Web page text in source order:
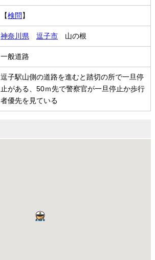
【検問 】
神奈川県 逗子市 山の根
一般道路
逗子駅山側の道路を進むと踏切の所で一旦停
止がある、50ｍ先で警察官が一旦停止か歩行
者優先を見ている